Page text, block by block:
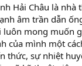
Hải Châu là nhà
âm trần dẫn
luôn mong muốn
của mình một
thức, sự nhiệt